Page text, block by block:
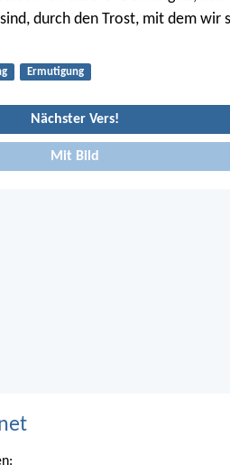
durch den Trost, mit dem wir
Ermutigung
Nächster Vers!
Mit Bild